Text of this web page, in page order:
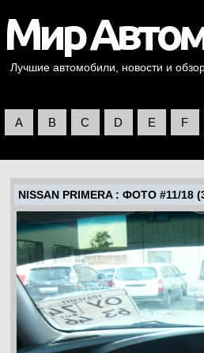
Лучшие автомобили, новости и
A B C D E F
NISSAN PRIMERA: ФОТО #11/18